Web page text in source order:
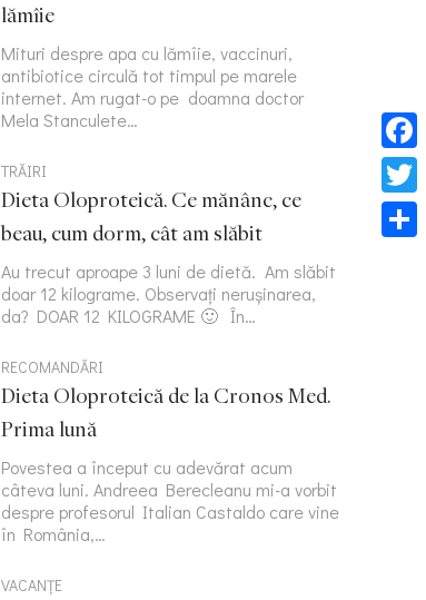
lămîie
Mituri despre apa cu lămîie, vaccinuri,
antibiotice circulă tot timpul pe marele
internet. Am rugat-o pe doamna doctor
Mela Stanculete…
TRĂIRI
Dieta Oloproteică. Ce mănânc, ce
beau, cum dorm, cât am slăbit
Au trecut aproape 3 luni de dietă. Am slăbit
doar 12 kilograme. Observați nerușinarea,
da? DOAR 12 KILOGRAME 🙂 În…
RECOMANDĂRI
Dieta Oloproteică de la Cronos Med.
Prima lună
Povestea a început cu adevărat acum
câteva luni. Andreea Berecleanu mi-a vorbit
despre profesorul Italian Castaldo care vine
în România,…
VACANȚE